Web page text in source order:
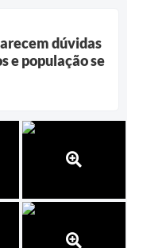
dúvidas
e população se